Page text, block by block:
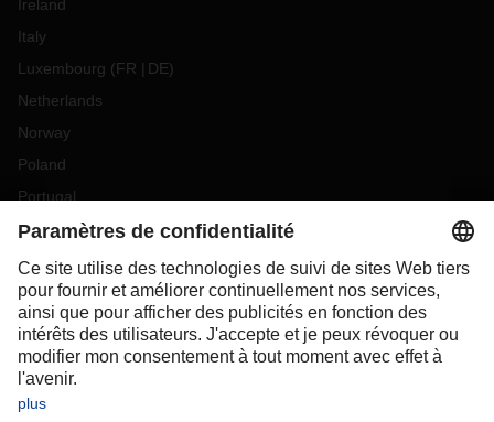
Ireland
Italy
Luxembourg (FR DE)
Netherlands
Norway
Poland
Portugal
Romania
Slovakia
Spain
Sweden
Switzerland(DE FR)
Turkey